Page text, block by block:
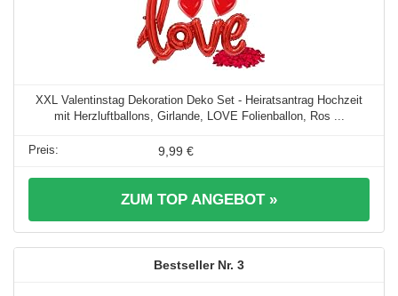
XXL Valentinstag Dekoration Deko Set - Heiratsantrag Hochzeit
mit Herzluftballons, Girlande, LOVE Folienballon, Ros ...
9,99 €
ZUM TOP ANGEBOT »
3